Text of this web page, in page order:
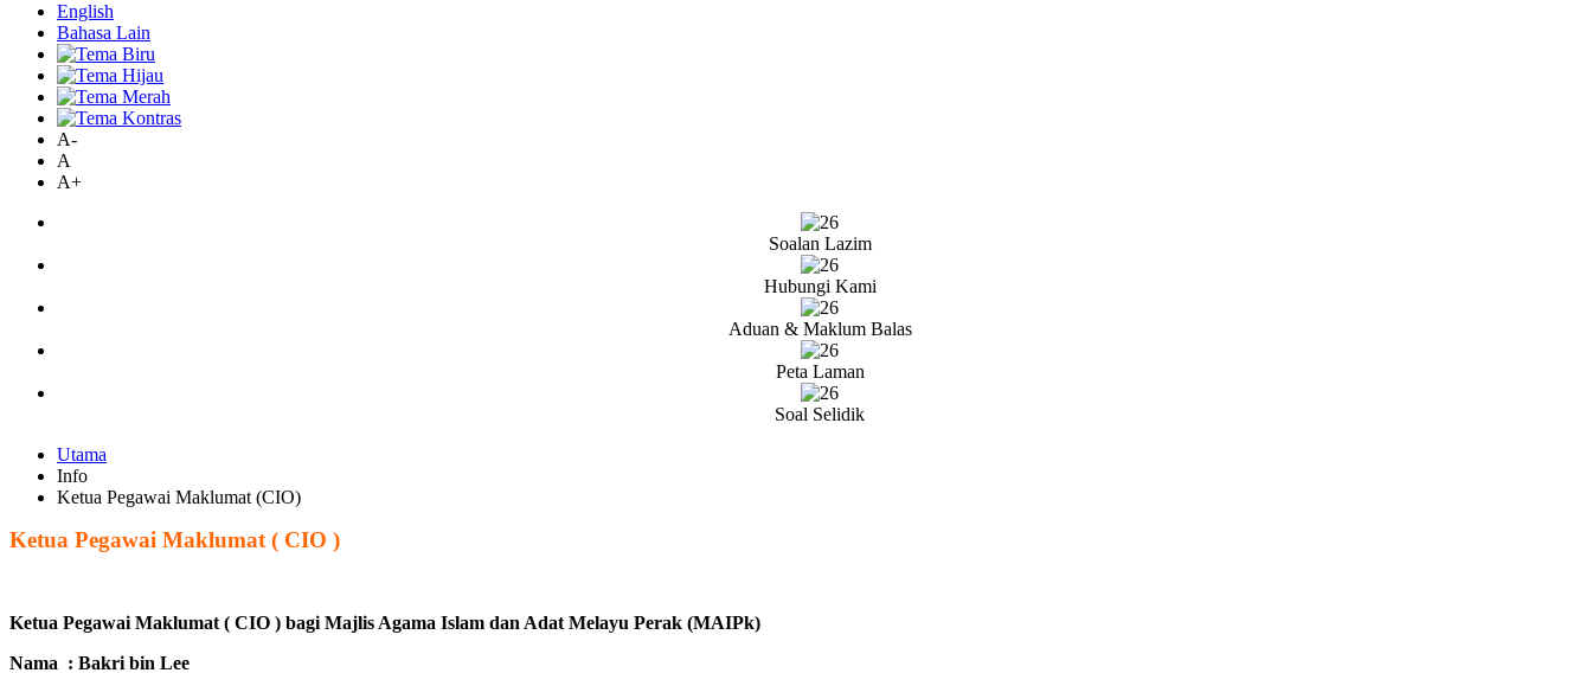
English
Bahasa Lain
A-
A
A+
Soalan Lazim
Hubungi Kami
Aduan & Maklum Balas
Peta Laman
Soal Selidik
Utama
Info
Ketua Pegawai Maklumat (CIO)
Ketua Pegawai Maklumat ( CIO )
Ketua Pegawai Maklumat ( CIO ) bagi Majlis Agama Islam dan Adat Melayu Perak (MAIPk)
Nama : Bakri bin Lee